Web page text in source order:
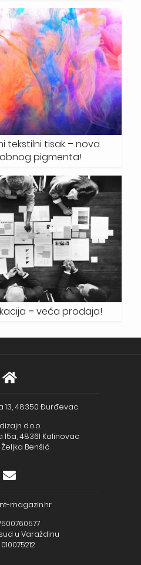
tekstilni tisak – nova
pigmenta!
= veća prodaja!
13, 48350 Đurđevac
d.o.o.
48361 Kalinovac
Benšić
magazin.hr
u Varaždinu
010075212